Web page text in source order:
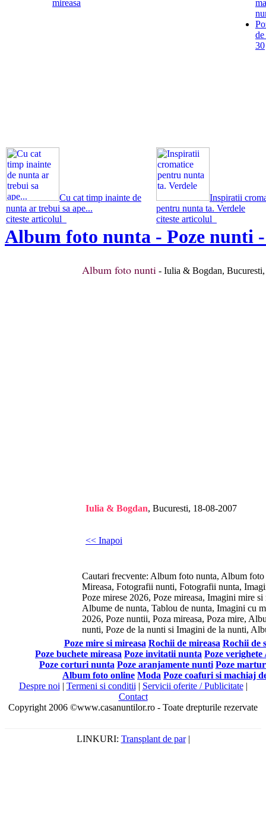
mireasa
de
30
Cu cat timp inainte de
nunta ar trebui sa ape...
citeste articolul
Inspiratii
pentru nunta ta. Verdele
citeste articolul
Album foto nunta - Poze nunti
Album foto nunti - Iulia & Bogdan,
Iulia & Bogdan, Bucuresti, 18-08-2007
<< Inapoi
Cautari frecvente: Album foto nunta, Album
Mireasa, Fotografii nunti, Fotografii nunta,
Poze mirese 2026, Poze mireasa, Imagini mire
Albume de nunta, Tablou de nunta, Imagini cu
2026, Poze nuntii, Poza mireasa, Poza mire,
nunti, Poze de la nunti si Imagini de la nunti,
Poze mire si mireasa Rochii de mireasa Rochii de
Poze buchete mireasa Poze invitatii nunta Poze
Poze corturi nunta Poze aranjamente nunti Poze
Album foto online Moda Poze coafuri si machiaj
Despre noi | Termeni si conditii | Servicii oferite / Publicitate|
Contact
Copyright 2006 ©www.casanuntilor.ro - Toate drepturile rezervate
LINKURI: Transplant de par|